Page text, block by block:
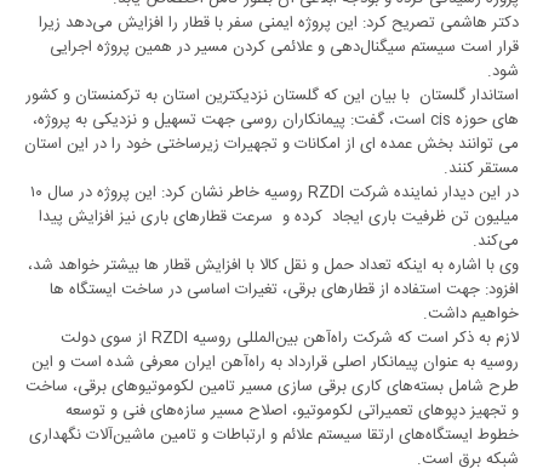
دکتر هاشمی تصریح کرد: این پروژه ایمنی سفر با قطار را افزایش می‌دهد زیرا
قرار است سیستم سیگنال‌دهی و علائمی کردن مسیر در همین پروژه اجرایی
شود.
استاندار گلستان با بیان این که گلستان نزدیکترین استان به ترکمنستان و کشور
های حوزه cis است، گفت: پیمانکاران روسی جهت تسهیل و نزدیکی به پروژه،
می توانند بخش عمده ای از امکانات و تجهیرات زیرساختی خود را در این استان
مستقر کنند.
در این دیدار نماینده شرکت RZDI روسیه خاطر نشان کرد: این پروژه در سال ۱۰
میلیون تن ظرفیت باری ایجاد کرده و سرعت قطارهای باری نیز افزایش پیدا
می‌کند.
وی با اشاره به اینکه تعداد حمل و نقل کالا با افزایش قطار ها بیشتر خواهد شد،
افزود: جهت استفاده از قطارهای برقی، تغیرات اساسی در ساخت ایستگاه ها
خواهیم داشت.
لازم به ذکر است که شرکت راه‌آهن بین‌المللی روسیه RZDI از سوی دولت
روسیه به عنوان پیمانکار اصلی قرارداد به راه‌آهن ایران معرفی شده است و این
طرح شامل بسته‌های کاری برقی سازی مسیر تامین لکوموتیوهای برقی، ساخت
و تجهیز دپوهای تعمیراتی لکوموتیو، اصلاح مسیر سازه‌های فنی و توسعه
خطوط ایستگاه‌های ارتقا سیستم علائم و ارتباطات و تامین ماشین‌آلات نگهداری
شبکه برق است.